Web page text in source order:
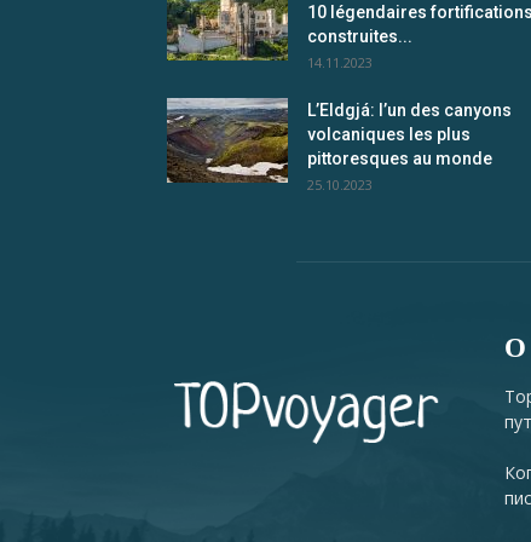
10 légendaires fortifications
construites...
14.11.2023
L’Eldgjá: l’un des canyons
volcaniques les plus
pittoresques au monde
25.10.2023
О